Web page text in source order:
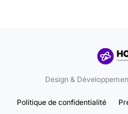
Design &
Politique de confidentialité